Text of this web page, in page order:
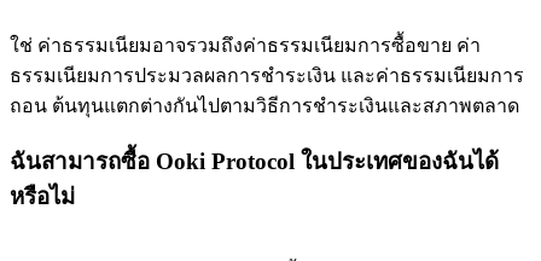
ใช่ ค่าธรรมเนียมอาจรวมถึงค่าธรรมเนียมการซื้อขาย ค่า
ธรรมเนียมการประมวลผลการชำระเงิน และค่าธรรมเนียมการ
ถอน ต้นทุนแตกต่างกันไปตามวิธีการชำระเงินและสภาพตลาด
ฉันสามารถซื้อ Ooki Protocol ในประเทศของฉันได้
หรือไม่